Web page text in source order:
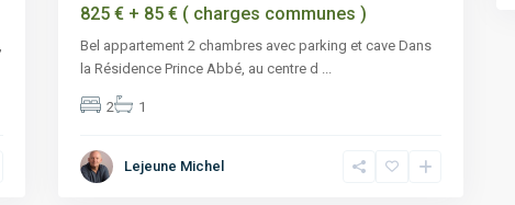
825 € + 85 € ( charges communes )
Bel appartement 2 chambres avec parking et cave Dans
la Résidence Prince Abbé, au centre d
2 1
Lejeune Michel